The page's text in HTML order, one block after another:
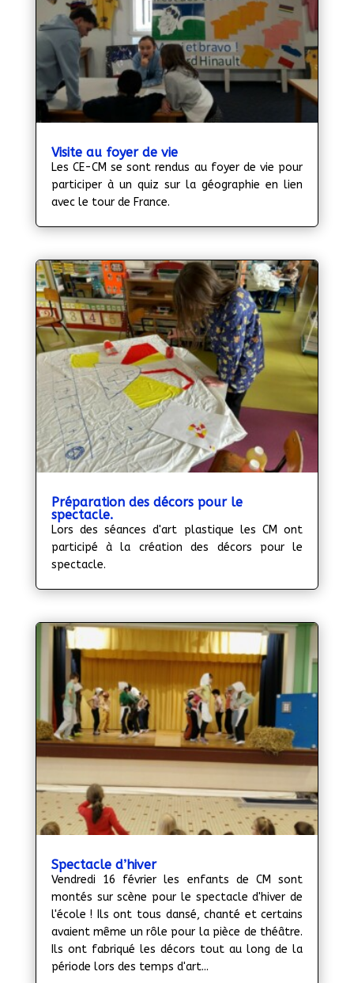
Visite au foyer de vie
Les CE-CM se sont rendus au foyer de vie pour
participer à un quiz sur la géographie en lien
avec le tour de France.
Préparation des décors pour le
spectacle.
Lors des séances d'art plastique les CM ont
participé à la création des décors pour le
spectacle.
Spectacle d’hiver
Vendredi 16 février les enfants de CM sont
montés sur scène pour le spectacle d'hiver de
l'école ! Ils ont tous dansé, chanté et certains
avaient même un rôle pour la pièce de théâtre.
Ils ont fabriqué les décors tout au long de la
période lors des temps d'art...